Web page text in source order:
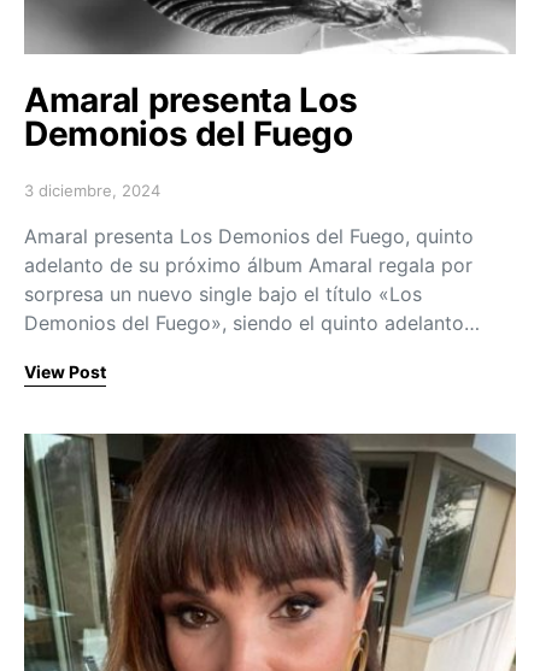
Amaral presenta Los
Demonios del Fuego
Posted on
3 diciembre, 2024
Amaral presenta Los Demonios del Fuego, quinto
adelanto de su próximo álbum Amaral regala por
sorpresa un nuevo single bajo el título «Los
Demonios del Fuego», siendo el quinto adelanto…
View Post